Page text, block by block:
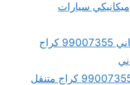
ميكانيكي سيارات
رقم خدمة بنشر ابو الحصاني 99007355 كراج
رقم خدمة بنشر المنقف 99007355 كراج متنقل